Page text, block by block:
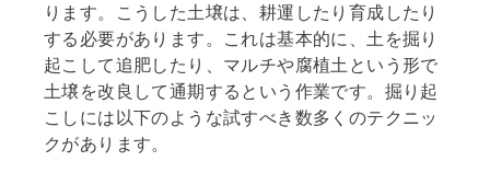
ります。こうした土壌は、耕運したり育成したり
する必要があります。これは基本的に、土を掘り
起こして追肥したり、マルチや腐植土という形で
土壌を改良して通期するという作業です。掘り起
こしには以下のような試すべき数多くのテクニッ
クがあります。